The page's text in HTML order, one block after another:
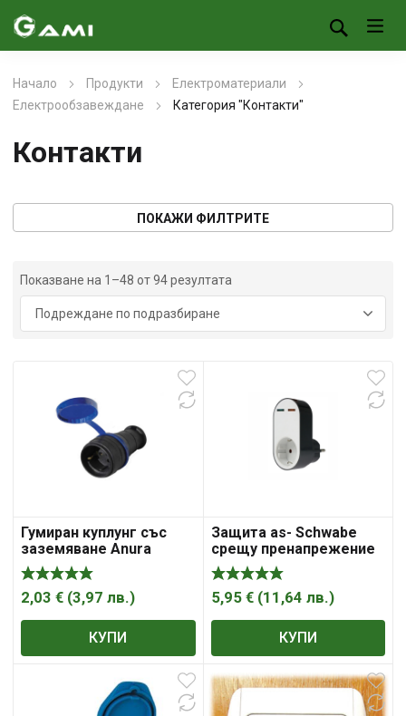
Начало Продукти
Електроматериали
Електрообзавеждане
Категория "Контакти"
Контакти
ПОКАЖИ ФИЛТРИТЕ
Показване на 1–48 от 94 резултата
Гумиран куплунг със
заземяване Anura
2,03 € (3,97 лв.)
КУПИ
Защита as- Schwabe
срещу пренапрежение
16A, 230V
5,95 € (11,64 лв.)
КУПИ